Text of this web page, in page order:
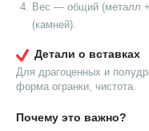
Вес — общий (металл +
(камней).
Детали о вставках
Для драгоценных и
форма огранки, чистота.
Почему это важно?